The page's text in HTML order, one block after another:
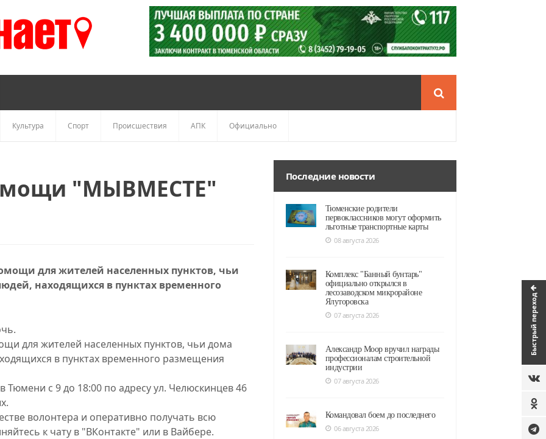
Быстрый переход
Культура Спорт Происшествия АПК Официально
"МЫВМЕСТЕ"
для жителей населенных пунктов, чьи
находящихся в пунктах временного
для жителей населенных пунктов, чьи дома
в пунктах временного размещения
с 9 до 18:00 по адресу ул. Челюскинцев 46
волонтера и оперативно получать всю
к чату в "ВКонтакте" или в Вайбере.
Последние новости
Тюменские родители
первоклассников могут оформить
льготные транспортные карты
08 августа 2026
Комплекс "Банный бунтарь"
официально открылся в
лесозаводском микрорайоне
Ялуторовска
07 августа 2026
Александр Моор вручил награды
профессионалам строительной
индустрии
07 августа 2026
Командовал боем до последнего
06 августа 2026